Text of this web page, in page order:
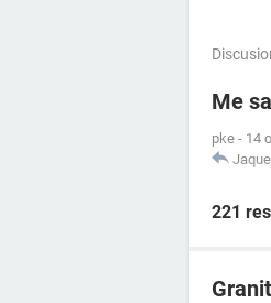
Me
pke - 14
221